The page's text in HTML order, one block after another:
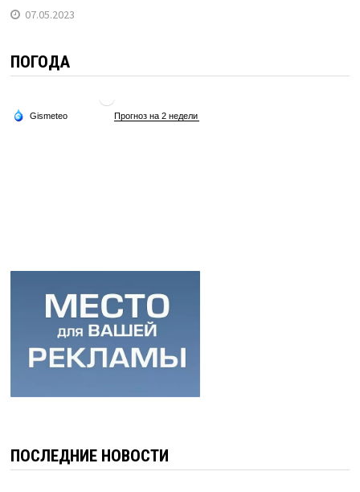
07.05.2023
ПОГОДА
ПОСЛЕДНИЕ НОВОСТИ